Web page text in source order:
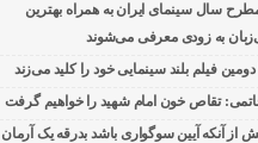
سال سینمای ایران به همراه بهترین
به زودی معرفی می‌شوند
دومین فیلم بلند سینمایی خود را کلید می‌زند
تقاص خون امام شهید را خواهیم گرفت
از آنکه آیین سوگواری باشد بدرقه یک آرمان